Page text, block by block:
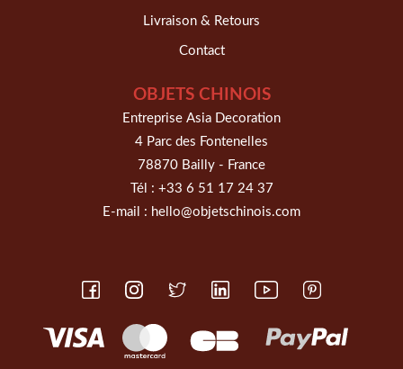
Livraison & Retours
Contact
OBJETS CHINOIS
Entreprise Asia Decoration
4 Parc des Fontenelles
78870 Bailly - France
Tél : +33 6 51 17 24 37
E-mail : hello@objetschinois.com